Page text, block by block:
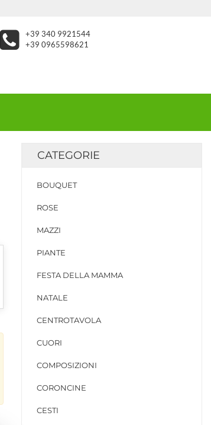
+39 340 9921544
+39 0965598621
CATEGORIE
BOUQUET
ROSE
MAZZI
PIANTE
FESTA DELLA MAMMA
NATALE
CENTROTAVOLA
CUORI
COMPOSIZIONI
CORONCINE
CESTI